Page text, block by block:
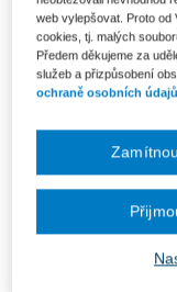
Autor
Datum vydání
Počet stran
Typ produktu
web vylepšovat. Proto od
cookies, tj. malých
Předem děkujeme za
služeb a přizpůsobení
ochraně osobních